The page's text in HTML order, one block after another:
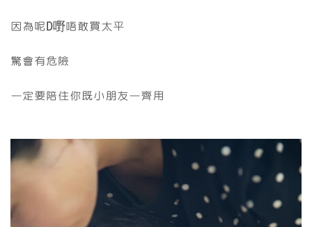
因為呢D嘢唔敢買太平
驚會有危險
一定要陪住你既小朋友一齊用